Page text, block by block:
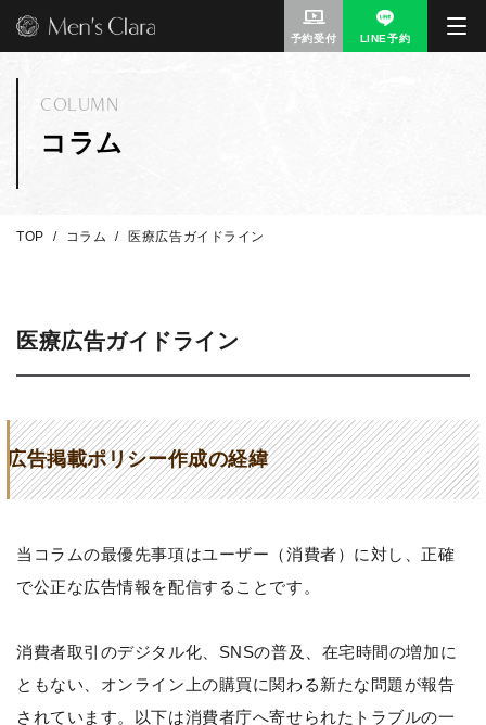
予約受付 LINE予約
コラム
COLUMN
TOP コラム 医療広告ガイドライン
医療広告ガイドライン
広告掲載ポリシー作成の経緯
当コラムの最優先事項はユーザー（消費者）に対し、正確
で公正な広告情報を配信することです。
消費者取引のデジタル化、SNSの普及、在宅時間の増加に
ともない、オンライン上の購買に関わる新たな問題が報告
されています。以下は消費者庁へ寄せられたトラブルの一